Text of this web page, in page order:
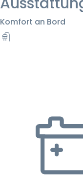
Komfort an Bord